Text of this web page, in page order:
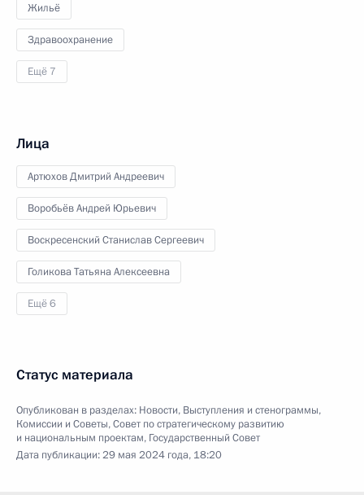
Жильё
Здравоохранение
Ещё 7
Лица
Артюхов Дмитрий Андреевич
Воробьёв Андрей Юрьевич
Воскресенский Станислав Сергеевич
Голикова Татьяна Алексеевна
Ещё 6
Статус материала
Опубликован в разделах: Новости, Выступления и стенограммы,
Комиссии и Советы,Совет по стратегическому развитию
и национальным проектам, Государственный Совет
Дата публикации:29 мая 2024 года, 18:20